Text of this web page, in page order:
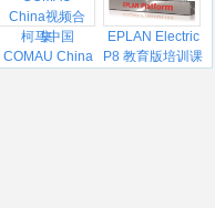
柯马中国
COMAU China
EPLAN Electric
P8 教育版培训课